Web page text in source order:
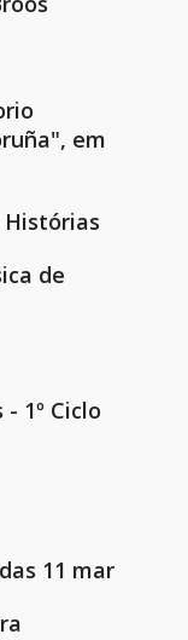
em
Histórias
de
1º Ciclo
11 mar